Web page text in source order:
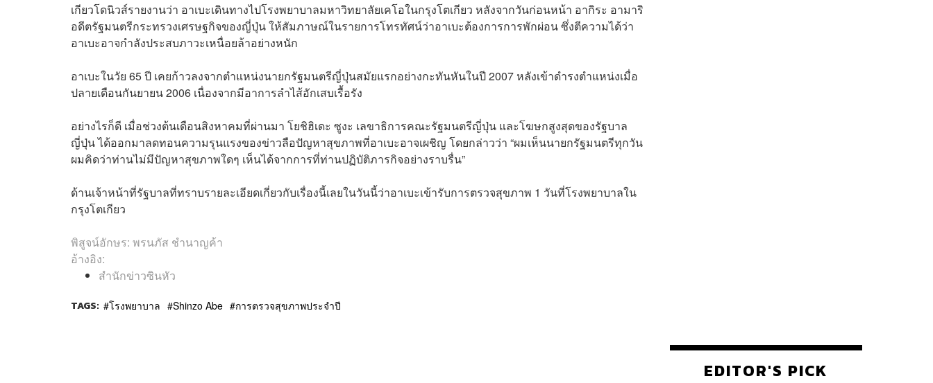
เกียวโดนิวส์รายงานว่า อาเบะเดินทางไปโรงพยาบาลมหาวิทยาลัยเคโอในกรุงโตเกียว หลังจากวันก่อนหน้า อากิระ อามาริ
อดีตรัฐมนตรีกระทรวงเศรษฐกิจของญี่ปุ่น ให้สัมภาษณ์ในรายการโทรทัศน์ว่าอาเบะต้องการการพักผ่อน ซึ่งตีความได้ว่า
อาเบะอาจกำลังประสบภาวะเหนื่อยล้าอย่างหนัก
อาเบะในวัย 65 ปี เคยก้าวลงจากตำแหน่งนายกรัฐมนตรีญี่ปุ่นสมัยแรกอย่างกะทันหันในปี 2007 หลังเข้าดำรงตำแหน่งเมื่อ
ปลายเดือนกันยายน 2006 เนื่องจากมีอาการลำไส้อักเสบเรื้อรัง
อย่างไรก็ดี เมื่อช่วงต้นเดือนสิงหาคมที่ผ่านมา โยชิฮิเดะ ซูงะ เลขาธิการคณะรัฐมนตรีญี่ปุ่น และโฆษกสูงสุดของรัฐบาล
ญี่ปุ่น ได้ออกมาลดทอนความรุนแรงของข่าวลือปัญหาสุขภาพที่อาเบะอาจเผชิญ โดยกล่าวว่า “ผมเห็นนายกรัฐมนตรีทุกวัน
ผมคิดว่าท่านไม่มีปัญหาสุขภาพใดๆ เห็นได้จากการที่ท่านปฏิบัติภารกิจอย่างราบรื่น”
ด้านเจ้าหน้าที่รัฐบาลที่ทราบรายละเอียดเกี่ยวกับเรื่องนี้เลยในวันนี้ว่าอาเบะเข้ารับการตรวจสุขภาพ 1 วันที่โรงพยาบาลใน
กรุงโตเกียว
พิสูจน์อักษร: พรนภัส ชำนาญค้า
อ้างอิง:
สำนักข่าวซินหัว
TAGS: โรงพยาบาล Shinzo Abe การตรวจสุขภาพประจำปี
EDITOR'S PICK